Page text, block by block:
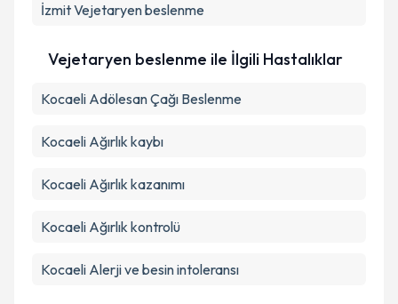
İzmitVejetaryen beslenme
Vejetaryen beslenme ile İlgili Hastalıklar
Kocaeli Adölesan Çağı Beslenme
Kocaeli Ağırlık kaybı
Kocaeli Ağırlık kazanımı
Kocaeli Ağırlık kontrolü
Kocaeli Alerji ve besin intoleransı